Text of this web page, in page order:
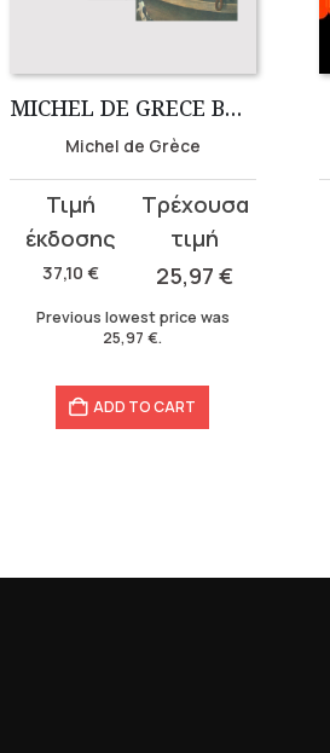
MICHEL DE GRECE BUNDLE (3 volumes)
Michel de Grèce
37,10€
Original
price
was:
37,10 €.
25,97€
Current
price
25,97 €.
Previous lowest price was
25,97€.
ADD TO CART